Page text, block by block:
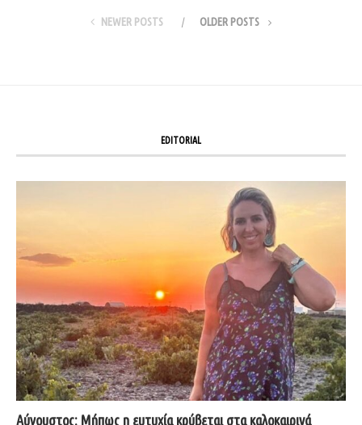
NEWER POSTS OLDER POSTS
EDITORIAL
Αύγουστος: Μήπως η ευτυχία κρύβεται στα καλοκαιρινά